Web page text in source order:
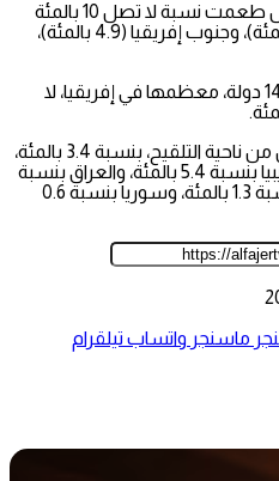
كما لفت إلى أن 67 دولة على الأقل طعمت نسبة لا تصل 10 بالمئة
من شعوبها، وهي: تايلاند (9.6 بالمئة)، وجنوب إفريقيا (4.9 بالمئة)،
كما أظهرت بيانات الموقع وجود 14 دولة، معظمها في إفريقيا، لا
كما ظهرت مصر بين الدول الأقل من ناحية التلقيح، بنسبة 3.4 بالمئة،
وكذلك إيران بنسبة 4.8 بالمئة، وليبيا بنسبة 5.4 بالمئة، والعراق بنسبة
لم تتجاوز 1.4 بالمئة، والسودان بنسبة 1.3 بالمئة، وسوريا بنسبة 0.6
ماسنجر واتساب تيلقرام